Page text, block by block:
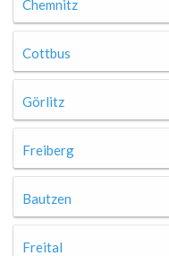
Chemnitz
Cottbus
Görlitz
Freiberg
Bautzen
Freital